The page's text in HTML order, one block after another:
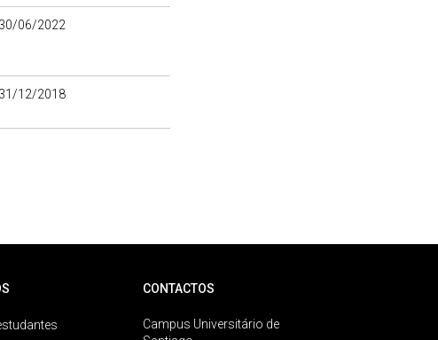
30/06/2022
31/12/2018
CONTACTOS
Campus Universitário de